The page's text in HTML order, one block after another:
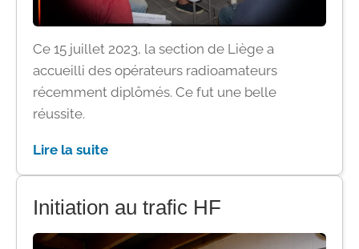
Ce 15 juillet 2023, la section de Liège a
accueilli des opérateurs radioamateurs
récemment diplômés. Ce fut une belle
réussite.
Lire la suite
Initiation au trafic HF